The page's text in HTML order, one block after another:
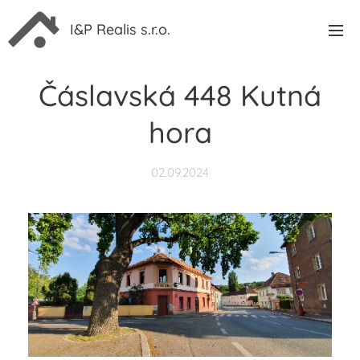
I&P Realis s.r.o.
Čáslavská 448 Kutná
hora
02.09.2024